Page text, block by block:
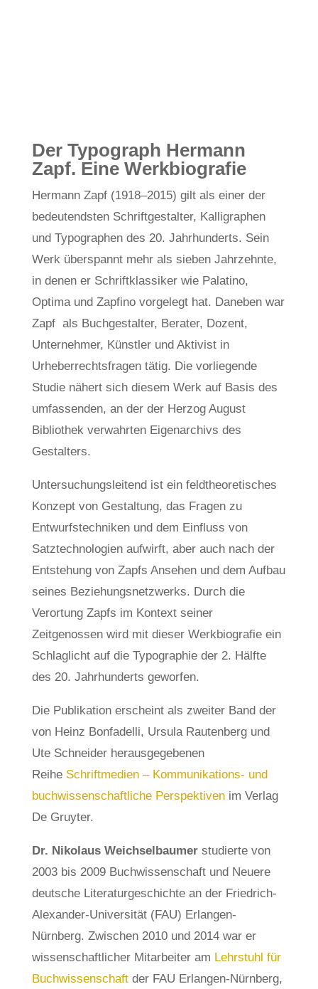
Der Typograph Hermann
Zapf. Eine Werkbiografie
Hermann Zapf (1918–2015) gilt als einer der
bedeutendsten Schriftgestalter, Kalligraphen
und Typographen des 20. Jahrhunderts. Sein
Werk überspannt mehr als sieben Jahrzehnte,
in denen er Schriftklassiker wie Palatino,
Optima und Zapfino vorgelegt hat. Daneben war
Zapf als Buchgestalter, Berater, Dozent,
Unternehmer, Künstler und Aktivist in
Urheberrechtsfragen tätig. Die vorliegende
Studie nähert sich diesem Werk auf Basis des
umfassenden, an der der Herzog August
Bibliothek verwahrten Eigenarchivs des
Gestalters.
Untersuchungsleitend ist ein feldtheoretisches
Konzept von Gestaltung, das Fragen zu
Entwurfstechniken und dem Einfluss von
Satztechnologien aufwirft, aber auch nach der
Entstehung von Zapfs Ansehen und dem Aufbau
seines Beziehungsnetzwerks. Durch die
Verortung Zapfs im Kontext seiner
Zeitgenossen wird mit dieser Werkbiografie ein
Schlaglicht auf die Typographie der 2. Hälfte
des 20. Jahrhunderts geworfen.
Die Publikation erscheint als zweiter Band der
von Heinz Bonfadelli, Ursula Rautenberg und
Ute Schneider herausgegebenen
Reihe Schriftmedien – Kommunikations- und
buchwissenschaftliche Perspektivenim Verlag
De Gruyter.
Dr. Nikolaus Weichselbaumerstudierte von
2003 bis 2009 Buchwissenschaft und Neuere
deutsche Literaturgeschichte an der Friedrich-
Alexander-Universität (FAU) Erlangen-
Nürnberg. Zwischen 2010 und 2014 war er
wissenschaftlicher Mitarbeiter am Lehrstuhl für
Buchwissenschaft der FAU Erlangen-Nürnberg,